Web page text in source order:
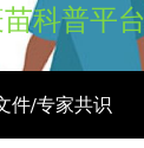
科普平台
件/专家共识